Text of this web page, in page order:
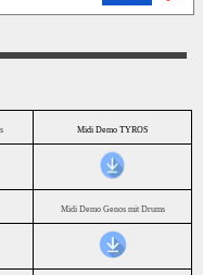
Midi Demo TYROS
Midi Demo Genos mit Drums